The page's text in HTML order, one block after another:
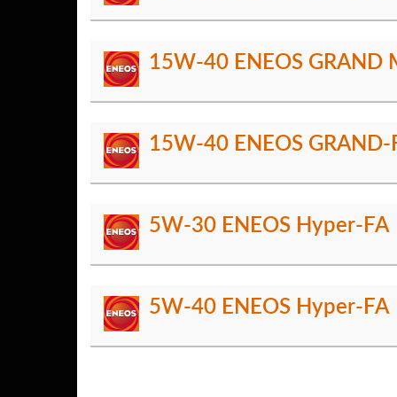
15W-40 ENEOS GRAND
15W-40 ENEOS GRAND-
5W-30 ENEOS Hyper-FA
5W-40 ENEOS Hyper-FA